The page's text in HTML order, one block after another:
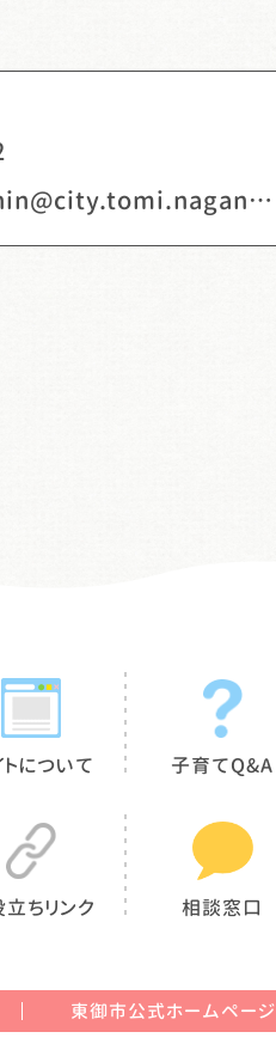
kenko-suishin@city.tomi.nagano.jp
について 子育てQ&A
ちリンク 相談窓口
東御市公式ホームページ